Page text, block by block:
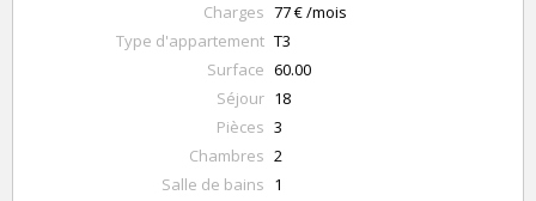
Charges 77 € /mois
Type d'appartement T3
Surface 60.00
Séjour 18
Pièces 3
Chambres 2
Salle de bains 1